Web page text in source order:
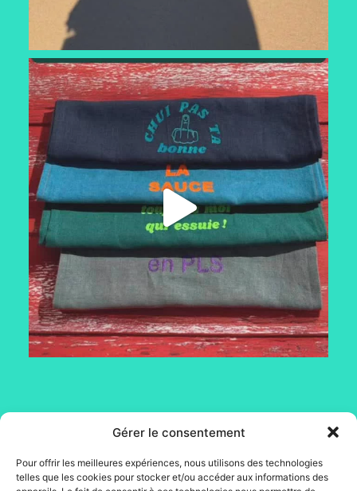
Gérer le consentement
Pour offrir les meilleures expériences, nous utilisons des technologies
telles que les cookies pour stocker et/ou accéder aux informations des
Mentions légales
Conditions générales de vente
Conditions générales